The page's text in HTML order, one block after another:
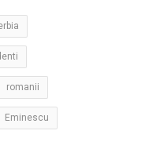
romanii
Eminescu